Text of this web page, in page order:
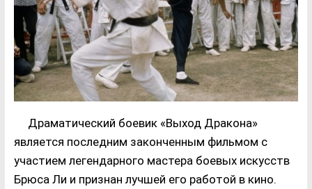
Драматический боевик «Выход Дракона»
является последним законченным фильмом с
участием легендарного мастера боевых искусств
Брюса Ли и признан лучшей его работой в кино.